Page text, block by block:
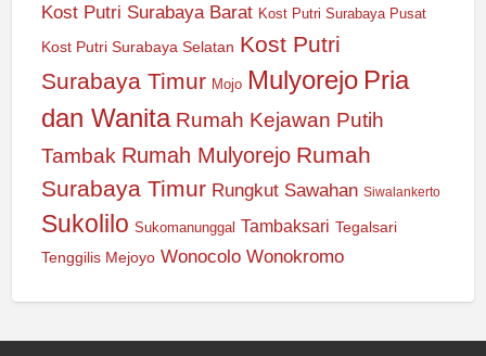
Kost Putri Surabaya Barat Kost Putri Surabaya Pusat
Kost Putri Surabaya Selatan Kost Putri
Surabaya Timur Mojo Mulyorejo Pria
dan Wanita Rumah Kejawan Putih
Tambak Rumah Mulyorejo Rumah
Surabaya Timur Rungkut Sawahan Siwalankerto
Sukolilo Sukomanunggal Tambaksari Tegalsari
Tenggilis Mejoyo Wonocolo Wonokromo